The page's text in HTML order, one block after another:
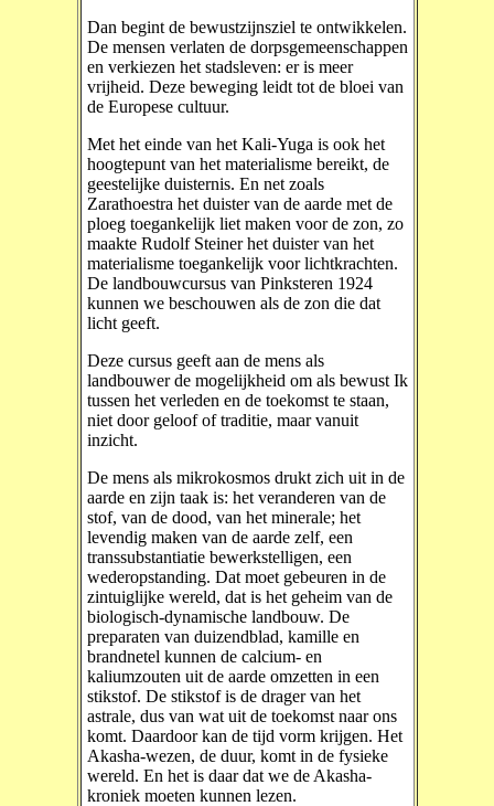
Dan begint de bewustzijnsziel te ontwikkelen.
De mensen verlaten de dorpsgemeenschappen
en verkiezen het stadsleven: er is meer
vrijheid. Deze beweging leidt tot de bloei van
de Europese cultuur.
Met het einde van het Kali-Yuga is ook het
hoogtepunt van het materialisme bereikt, de
geestelijke duisternis. En net zoals
Zarathoestra het duister van de aarde met de
ploeg toegankelijk liet maken voor de zon, zo
maakte Rudolf Steiner het duister van het
materialisme toegankelijk voor lichtkrachten.
De landbouwcursus van Pinksteren 1924
kunnen we beschouwen als de zon die dat
licht geeft.
Deze cursus geeft aan de mens als
landbouwer de mogelijkheid om als bewust Ik
tussen het verleden en de toekomst te staan,
niet door geloof of traditie, maar vanuit
inzicht.
De mens als mikrokosmos drukt zich uit in de
aarde en zijn taak is: het veranderen van de
stof, van de dood, van het minerale; het
levendig maken van de aarde zelf, een
transsubstantiatie bewerkstelligen, een
wederopstanding. Dat moet gebeuren in de
zintuiglijke wereld, dat is het geheim van de
biologisch-dynamische landbouw. De
preparaten van duizendblad, kamille en
brandnetel kunnen de calcium- en
kaliumzouten uit de aarde omzetten in een
stikstof. De stikstof is de drager van het
astrale, dus van wat uit de toekomst naar ons
komt. Daardoor kan de tijd vorm krijgen. Het
Akasha-wezen, de duur, komt in de fysieke
wereld. En het is daar dat we de Akasha-
kroniek moeten kunnen lezen.